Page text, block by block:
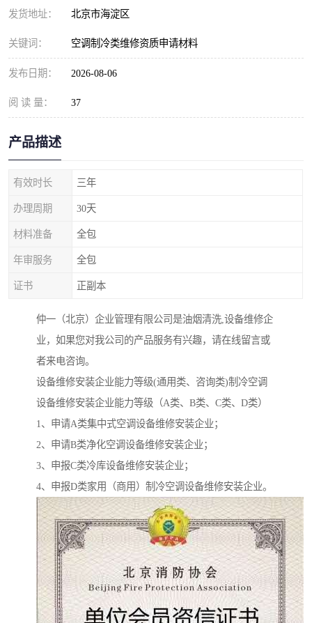
发货地址： 北京市海淀区
关键词： 空调制冷类维修资质申请材料
发布日期： 2026-08-06
阅 读 量： 37
产品描述
有效时长 三年
办理周期 30天
材料准备 全包
年审服务 全包
证书 正副本
仲一（北京）企业管理有限公司是油烟清洗,设备维修企
业，如果您对我公司的产品服务有兴趣，请在线留言或
者来电咨询。
设备维修安装企业能力等级(通用类、咨询类)制冷空调
设备维修安装企业能力等级（A类、B类、C类、D类）
1、申请A类集中式空调设备维修安装企业；
2、申请B类净化空调设备维修安装企业；
3、申报C类冷库设备维修安装企业；
4、申报D类家用（商用）制冷空调设备维修安装企业。